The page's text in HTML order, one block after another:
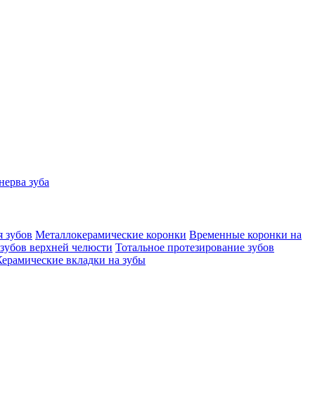
зуба
зубов Металлокерамические коронки Временные коронки на
верхней челюсти Тотальное протезирование зубов
вкладки на зубы